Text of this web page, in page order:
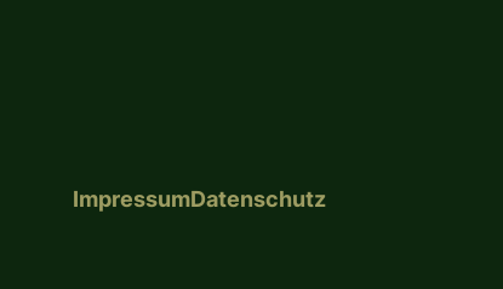
ImpressumDatenschutz